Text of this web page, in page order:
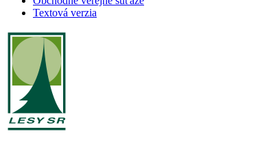
Textová verzia